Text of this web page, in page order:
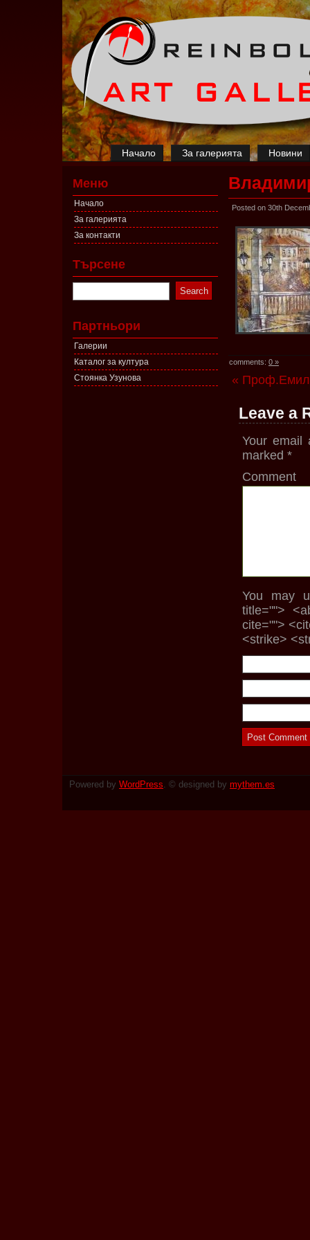
Начало За галерията Новини
Меню
Начало
За галерията
За контакти
Търсене
Партньори
Галерии
Каталог за култура
Стоянка Узунова
Posted on 30th
comments: 0 »
« Проф.Емил
Leave a
Your email
marked *
Comment
You may
title="">
cite="">
<strike>
Powered by WordPress. © designed by mythem.es